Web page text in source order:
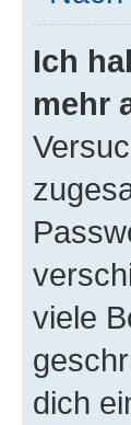
Ich
mehr
viele
dich